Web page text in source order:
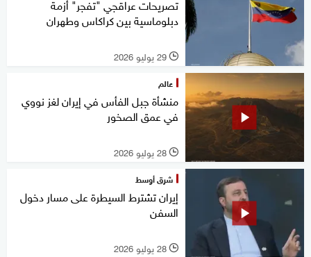
تصريحات عراقجي "تفجر" أزمة
دبلوماسية بين كراكاس وطهران
l 29 يوليو 2026
عالم
منشأة جبل الفأس في إيران لغز نووي
في عمق الصخور
l 28 يوليو 2026
شرق أوسط
إيران تشترط السيطرة على مسار دخول
السفن
l 28 يوليو 2026